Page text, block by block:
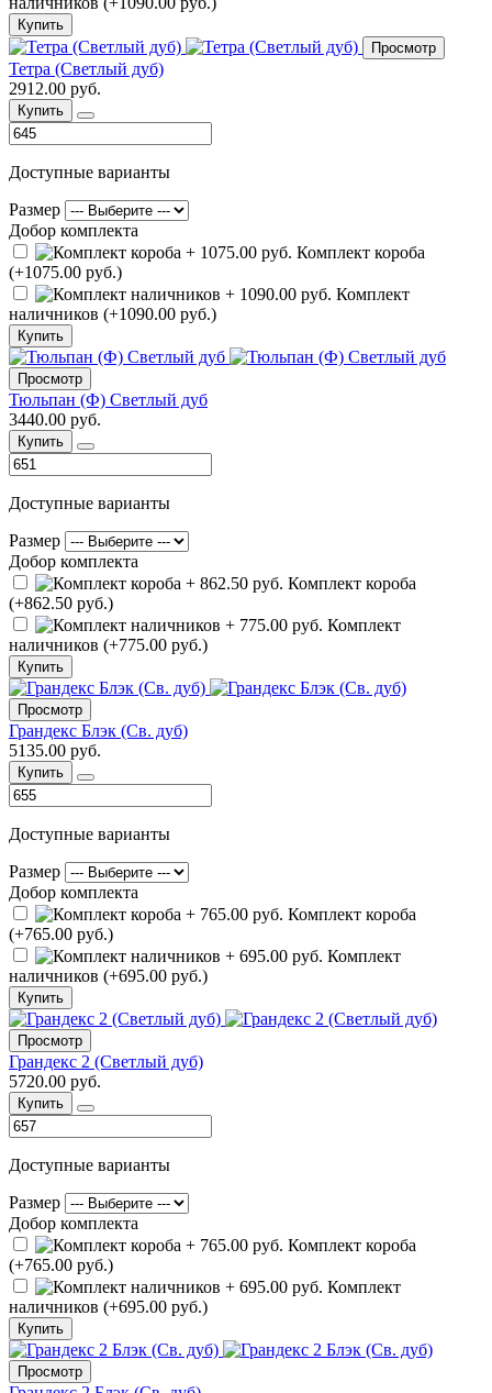
Купить
Просмотр
Тетра (Светлый дуб)
2912.00 руб.
Купить
Доступные варианты
Размер
Добор комплекта
Комплект короба
(+1075.00 руб.)
Комплект
наличников (+1090.00 руб.)
Купить
Просмотр
Тюльпан (Ф) Светлый дуб
3440.00 руб.
Купить
Доступные варианты
Размер
Добор комплекта
Комплект короба
(+862.50 руб.)
Комплект
наличников (+775.00 руб.)
Купить
Просмотр
Грандекс Блэк (Св. дуб)
5135.00 руб.
Купить
Доступные варианты
Размер
Добор комплекта
Комплект короба
(+765.00 руб.)
Комплект
наличников (+695.00 руб.)
Купить
Просмотр
Грандекс 2 (Светлый дуб)
5720.00 руб.
Купить
Доступные варианты
Размер
Добор комплекта
Комплект короба
(+765.00 руб.)
Комплект
наличников (+695.00 руб.)
Купить
Просмотр